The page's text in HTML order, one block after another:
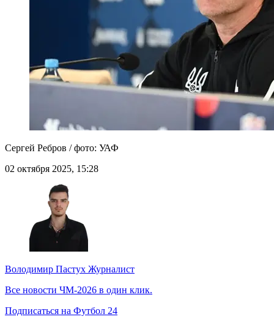
Сергей Ребров / фото: УАФ
02 октября 2025, 15:28
Володимир Пастух Журналист
Все новости ЧМ-2026 в один клик.
Подписаться на Футбол 24